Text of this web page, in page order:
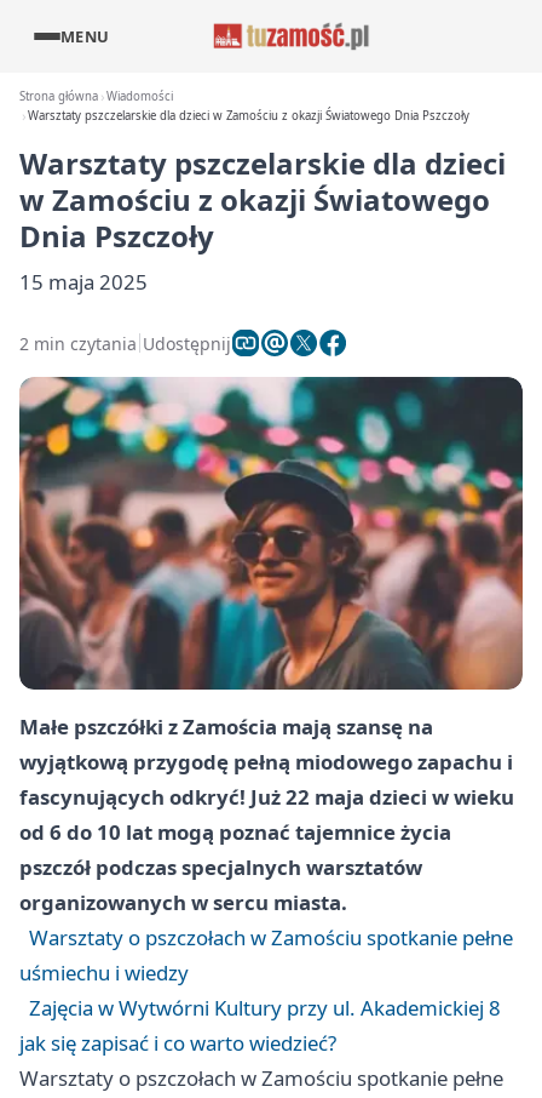
MENU
Strona główna Wiadomości
Warsztaty pszczelarskie dla dzieci w Zamościu z okazji Światowego Dnia Pszczoły
Warsztaty pszczelarskie dla dzieci
w Zamościu z okazji Światowego
Dnia Pszczoły
15 maja 2025
2 min czytania Udostępnij
Małe pszczółki z Zamościa mają szansę na
wyjątkową przygodę pełną miodowego zapachu i
fascynujących odkryć! Już 22 maja dzieci w wieku
od 6 do 10 lat mogą poznać tajemnice życia
pszczół podczas specjalnych warsztatów
organizowanych w sercu miasta.
Warsztaty o pszczołach w Zamościu spotkanie pełne
uśmiechu i wiedzy
Zajęcia w Wytwórni Kultury przy ul. Akademickiej 8
jak się zapisać i co warto wiedzieć?
Warsztaty o pszczołach w Zamościu spotkanie pełne